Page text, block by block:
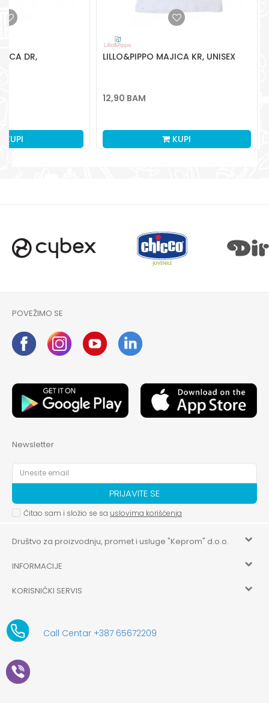
DR,
KUPI
LILLO&PIPPO MAJICA KR, UNISEX
12,90 BAM
KUPI
POVEŽIMO SE
Newsletter
PRIJAVITE SE
Čitao sam i složio se sa uslovima korišćenja
Društvo za proizvodnju, promet i usluge "Keprom" d.o.o.
HILANDARSKA 32, ISTOČNO NOVO SARAJEVO, ISTOČNO
aksaonlinebih@aksabih.ba
5514802214205743
61-01-0052-11
11079253
INFORMACIJE
Zaposlenje
Saradnja
KORISNIČKI SERVIS
Uslovi korišćenja i prodaje
Kako kupiti
Call Centar +387 65672209